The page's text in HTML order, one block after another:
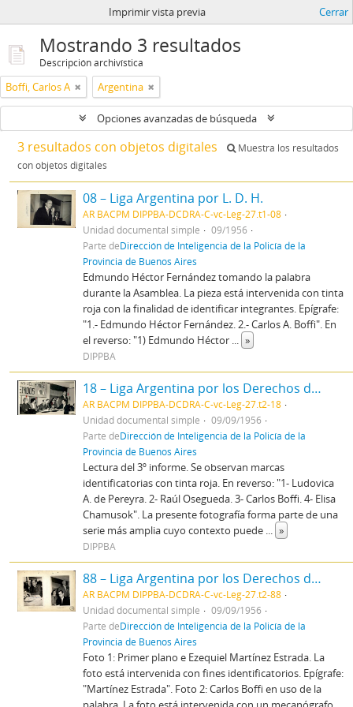
Imprimir vista previa Cerrar
Mostrando 3 resultados
Descripción archivística
Boffi, Carlos A Argentina
Opciones avanzadas de búsqueda
3 resultados con objetos digitales
Muestra los resultados
con objetos digitales
08 – Liga Argentina por L. D. H.
AR BACPM DIPPBA-DCDRA-C-vc-Leg-27.t1-08
Unidad documental simple
09/1956
Parte deDirección de Inteligencia de la Policía de la
Provincia de Buenos Aires
Edmundo Héctor Fernández tomando la palabra
durante la Asamblea. La pieza está intervenida con tinta
roja con la finalidad de identificar integrantes. Epígrafe:
"1.- Edmundo Héctor Fernández. 2.- Carlos A. Boffi". En
el reverso: "1) Edmundo Héctor ... »
DIPPBA
18 – Liga Argentina por los Derechos del Hombre - Asamblea gral. de filiales y conferencia
AR BACPM DIPPBA-DCDRA-C-vc-Leg-27.t2-18
Unidad documental simple
09/09/1956
Parte deDirección de Inteligencia de la Policía de la
Provincia de Buenos Aires
Lectura del 3º informe. Se observan marcas
identificatorias con tinta roja. En reverso: "1- Ludovica
A. de Pereyra. 2- Raúl Osegueda. 3- Carlos Boffi. 4- Elisa
Chamusok". La presente fotografía forma parte de una
serie más amplia cuyo contexto puede ... »
DIPPBA
88 – Liga Argentina por los Derechos del Hombre - Asamblea gral. de filiales y conferencia
AR BACPM DIPPBA-DCDRA-C-vc-Leg-27.t2-88
Unidad documental simple
09/09/1956
Parte deDirección de Inteligencia de la Policía de la
Provincia de Buenos Aires
Foto 1: Primer plano e Ezequiel Martínez Estrada. La
foto está intervenida con fines identificatorios. Epígrafe:
"Martínez Estrada". Foto 2: Carlos Boffi en uso de la